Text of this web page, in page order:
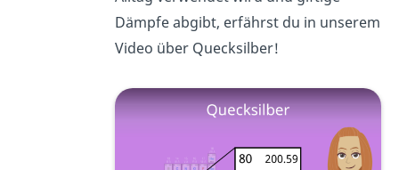
Dämpfe abgibt, erfährst du in unserem
Video über Quecksilber!